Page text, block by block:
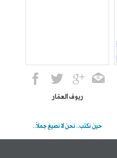
ريوف العمّار
حين نكتب.. نحن لا نصيغ جملًا..